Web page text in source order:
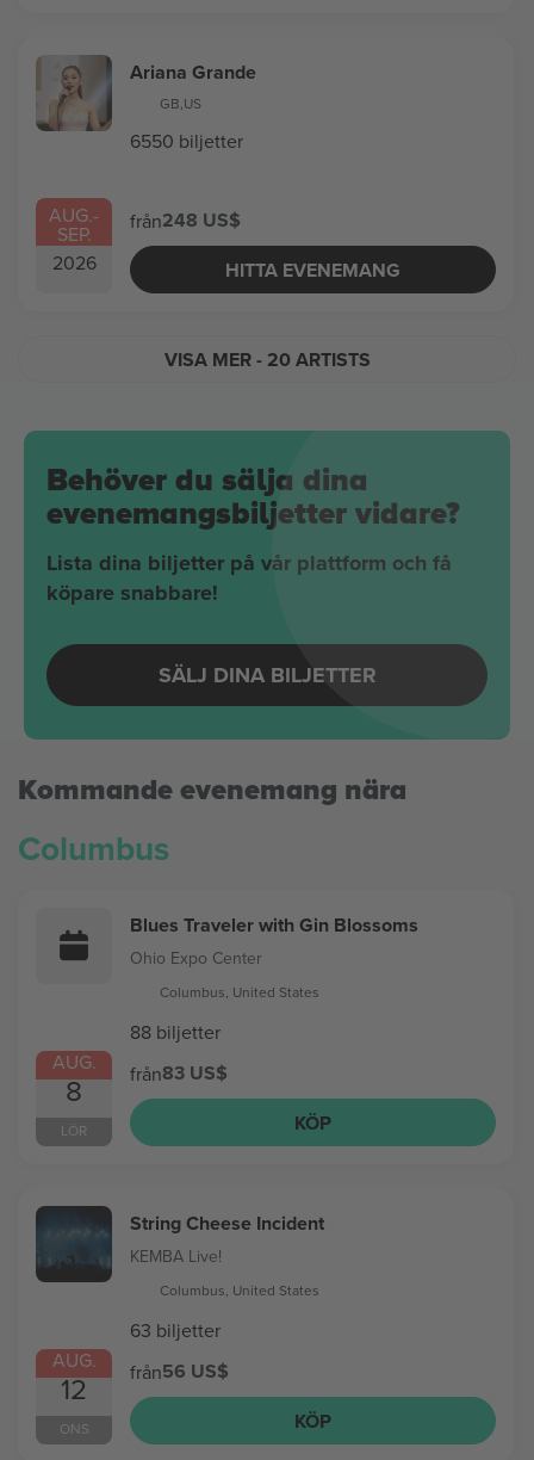
AUG.-
SEP.
2026
Ariana Grande
GB,US
6550 biljetter
från248 US$
HITTA EVENEMANG
VISA MER- 20 ARTISTS
Behöver du sälja dina
evenemangsbiljetter vidare?
Lista dina biljetter på vår plattform och få
köpare snabbare!
SÄLJ DINA BILJETTER
Kommande evenemang nära
Columbus
AUG.
8
LÖR
Blues Traveler with Gin Blossoms
Ohio Expo Center
Columbus, United States
88 biljetter
från83 US$
KÖP
AUG.
12
ONS
String Cheese Incident
KEMBA Live!
Columbus, United States
63 biljetter
från56 US$
KÖP